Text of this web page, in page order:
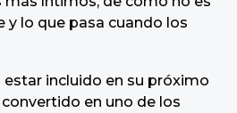
y lo que pasa cuando los
estar incluido en su próximo
en uno de los